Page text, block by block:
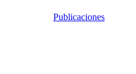
Publicaciones